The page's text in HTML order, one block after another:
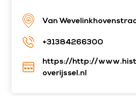
Van
+31384266300
https://http://
overijssel.nl